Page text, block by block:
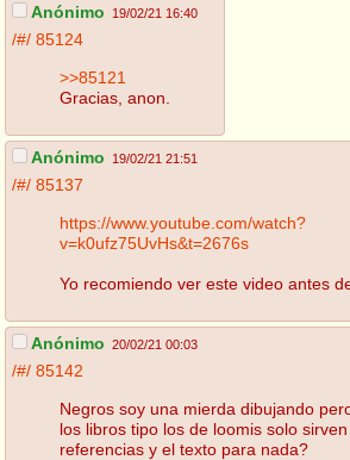
Anónimo 19/02/21 16:40
/#/ 85124
>>85121
Gracias, anon.
Anónimo 19/02/21 21:51
/#/ 85137
https://www.youtube.com/watch?
v=k0ufz75UvHs&t=2676s
Yo recomiendo ver este video antes
Anónimo 20/02/21 00:03
/#/ 85142
Negros soy una mierda dibujando
los libros tipo los de loomis solo
referencias y el texto para nada?